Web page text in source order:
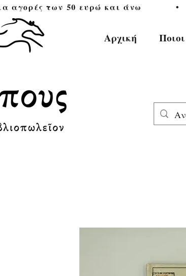
αγορές των 50 ευρώ και άνω
Αρχική